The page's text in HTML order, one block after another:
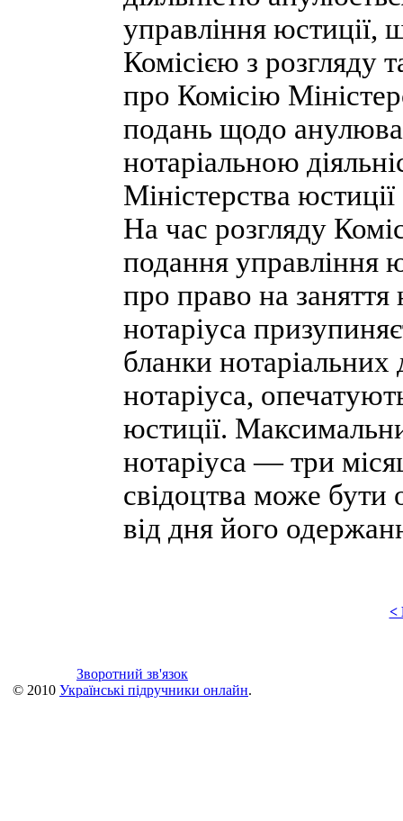
управління юстиції,
Комісією з розгляду
про Комісію
подань щодо
нотаріальною
Міністерства
Ha час розгляду
подання управління
про право на заняття
нотаріуса
бланки
нотаріуса,
юстиції.
нотаріуса — три
свідоцтва може бути
від дня його
<
Зворотний зв'язок
© 2010 Українські підручники онлайн.